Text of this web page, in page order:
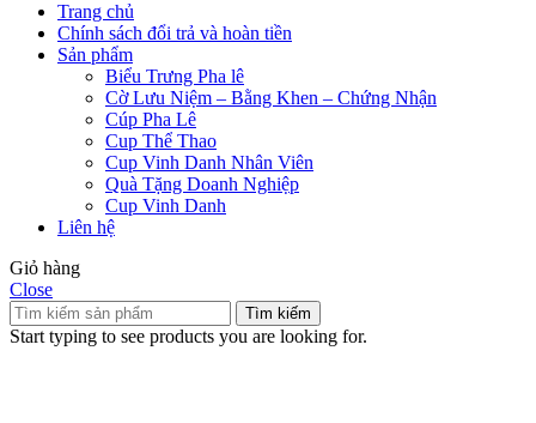
Trang chủ
Chính sách đổi trả và hoàn tiền
Sản phẩm
Biểu Trưng Pha lê
Cờ Lưu Niệm – Bằng Khen – Chứng Nhận
Cúp Pha Lê
Cup Thể Thao
Cup Vinh Danh Nhân Viên
Quà Tặng Doanh Nghiệp
Cup Vinh Danh
Liên hệ
Giỏ hàng
Close
Tìm kiếm
Start typing to see products you are looking for.